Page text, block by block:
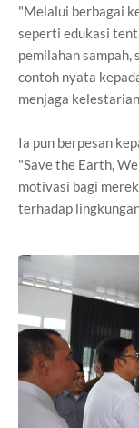
"Melalui berbagai
seperti edukasi
pemilahan
contoh nyata
menjaga
Ia pun berpesan
"Save the Earth,
motivasi bagi
terhadap